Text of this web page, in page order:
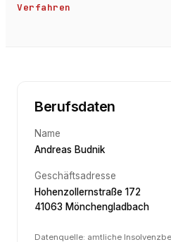
Verfahren
Berufsdaten
Name
Andreas Budnik
Geschäftsadresse
Hohenzollernstraße 172
41063 Mönchengladbach
Datenquelle: amtliche